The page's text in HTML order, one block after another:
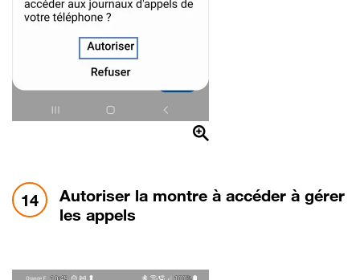
14 étape 14:
Autoriser la montre à accéder à gérer
les appels